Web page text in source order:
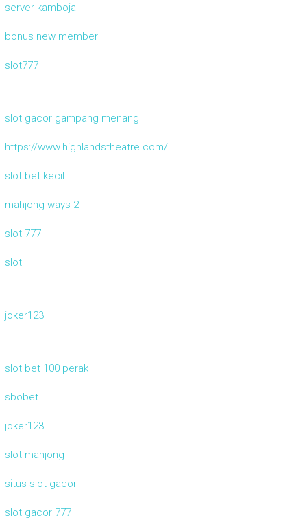
server kamboja
bonus new member
slot777
slot gacor gampang menang
https://www.highlandstheatre.com/
slot bet kecil
mahjong ways 2
slot 777
slot
joker123
slot bet 100 perak
sbobet
joker123
slot mahjong
situs slot gacor
slot gacor 777